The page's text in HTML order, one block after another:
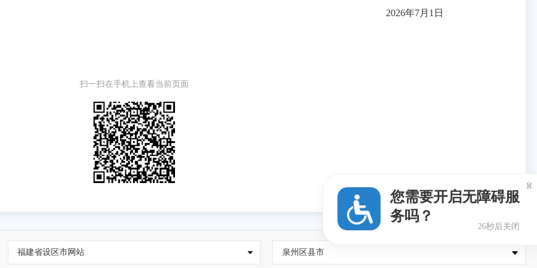
2026年7月1日
扫一扫在手机上查看当前页面
福建省设区市网站 泉州区县市
您需要开启无障碍服
务吗？
25秒后关闭
